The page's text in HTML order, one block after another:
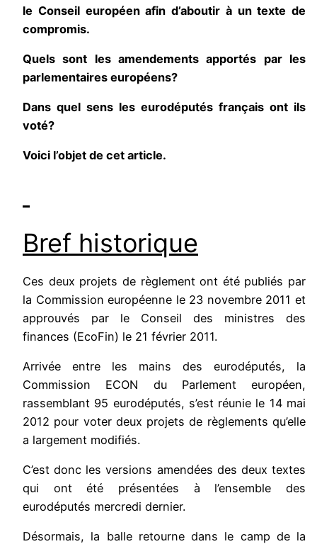
le Conseil européen afin d’aboutir à un texte de
compromis.
Quels sont les amendements apportés par les
parlementaires européens?
Dans quel sens les eurodéputés français ont ils
voté?
Voici l’objet de cet article.
Bref historique
Ces deux projets de règlement ont été publiés par
la Commission européenne le 23 novembre 2011 et
approuvés par le Conseil des ministres des
finances (EcoFin) le 21 février 2011.
Arrivée entre les mains des eurodéputés, la
Commission ECON du Parlement européen,
rassemblant 95 eurodéputés, s’est réunie le 14 mai
2012 pour voter deux projets de règlements qu’elle
a largement modifiés.
C’est donc les versions amendées des deux textes
qui ont été présentées à l’ensemble des
eurodéputés mercredi dernier.
Désormais, la balle retourne dans le camp de la